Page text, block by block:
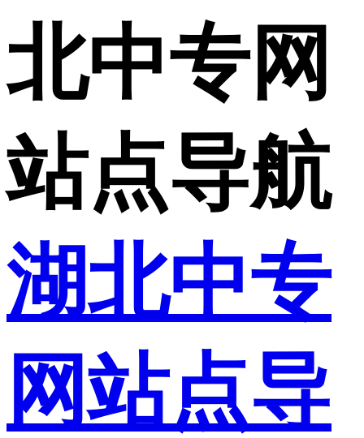
北中专网
站点导航
湖北中专
网站点导